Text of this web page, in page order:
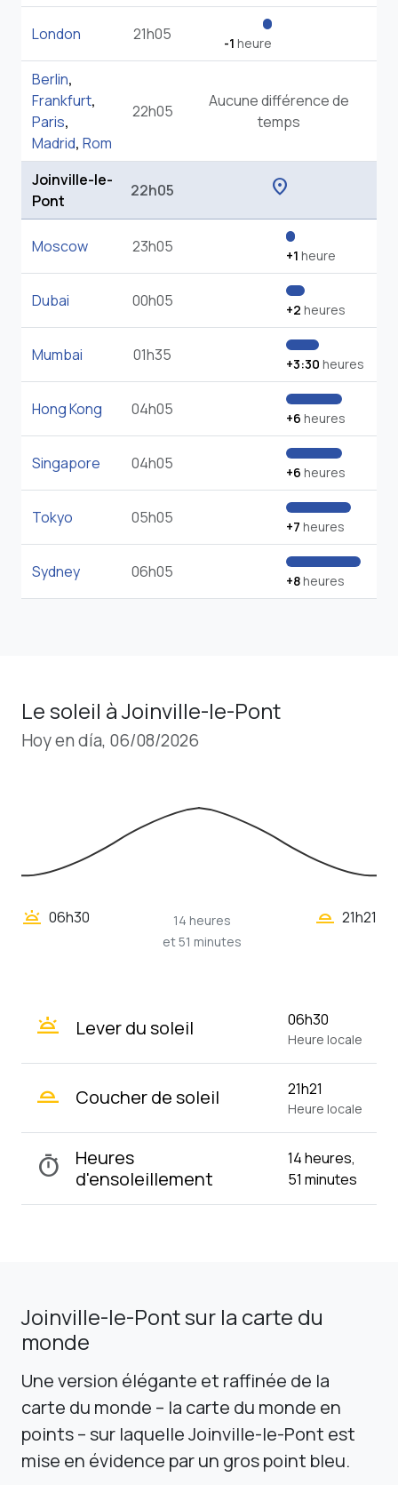
London 21h05 -1 heure
Berlin,
Frankfurt,
Paris,
Madrid, Rom
22h05
Aucune différence de
temps
Joinville-le-
Pont
22h05 location_on
Moscow 23h05 +1 heure
Dubai 00h05 +2 heures
Mumbai 01h35 +3:30 heures
Hong Kong 04h05 +6 heures
Singapore 04h05 +6 heures
Tokyo 05h05 +7 heures
Sydney 06h05 +8heures
Le soleil à Joinville-le-Pont
Hoy en día, 06/08/2026
wb_twilight 06h30
14 heures
et 51 minutes
wb_twilight_2 21h21
wb_twilight Lever du soleil 06h30
Heure locale
wb_twilight_2 Coucher de soleil 21h21
Heure locale
timer
Heures
d'ensoleillement
14 heures,
51 minutes
Joinville-le-Pont sur la carte du
monde
Une version élégante et raffinée de la
carte du monde – la carte du monde en
points – sur laquelle Joinville-le-Pont est
mise en évidence par un gros point bleu.